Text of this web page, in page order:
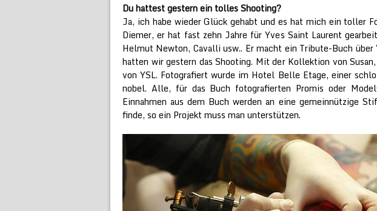
Du hattest gestern ein tolles Shooting?
Ja, ich habe wieder Glück gehabt und es hat mich ein toller
Diemer, er hat fast zehn Jahre für Yves Saint Laurent
Helmut Newton, Cavalli usw.. Er macht ein Tribute-Buch über
hatten wir gestern das Shooting. Mit der Kollektion von
von YSL. Fotografiert wurde im Hotel Belle Etage, einer
nobel. Alle, für das Buch fotografierten Promis oder
Einnahmen aus dem Buch werden an eine gemeinnützige
finde, so ein Projekt muss man unterstützen.